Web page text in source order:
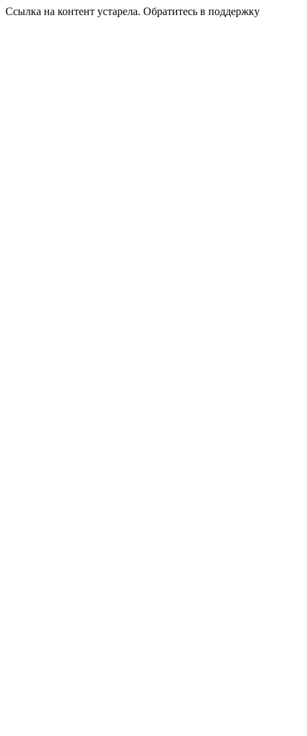
Ссылка на контент устарела. Обратитесь в поддержку